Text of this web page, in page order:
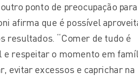
ponto de preocupação para
afirma que é possível
resultados. “Comer de tudo é
respeitar o momento em
evitar excessos e caprichar na